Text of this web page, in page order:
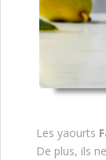
Les yaourts
De plus, ils